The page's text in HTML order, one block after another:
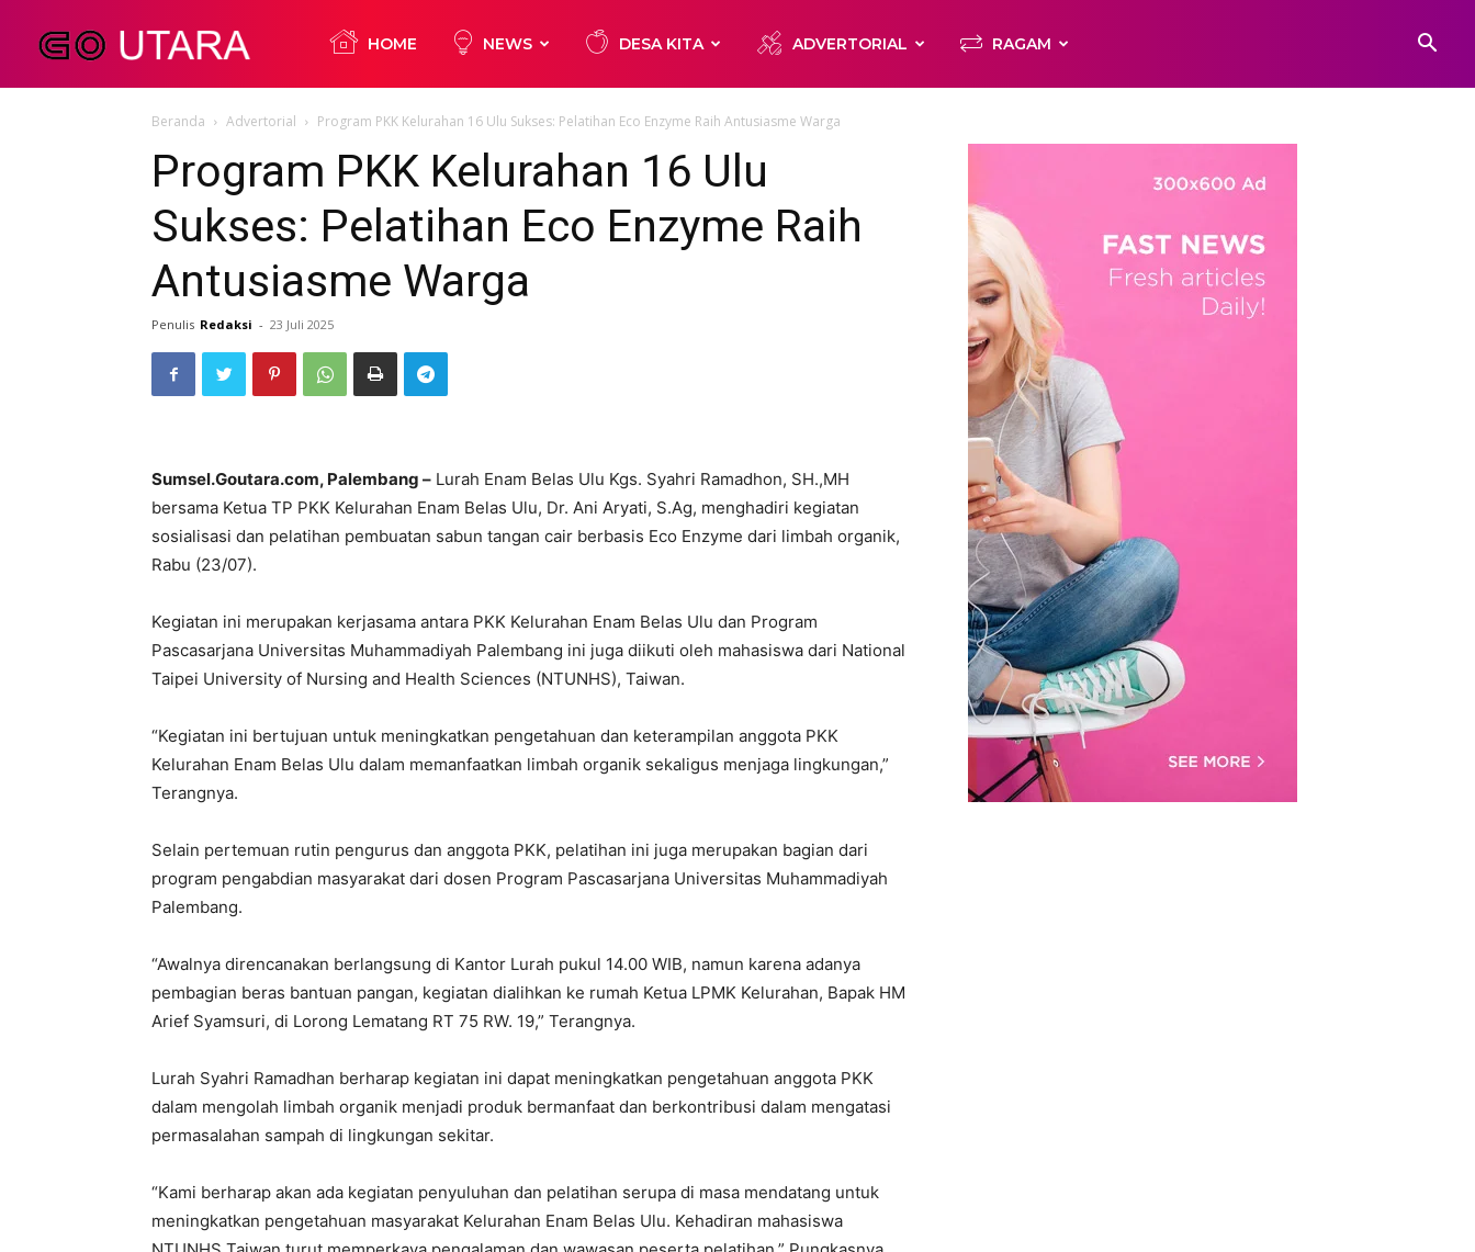
Utara
HOME NEWS DESA KITA ADVERTORIAL RAGAM
Beranda Advertorial Program PKK Kelurahan 16 Ulu Sukses: Pelatihan Eco Enzyme Raih Antusiasme Warga
Program PKK Kelurahan 16 Ulu
Sukses: Pelatihan Eco Enzyme Raih
Antusiasme Warga
Penulis Redaksi - 23 Juli 2025
Sumsel.Goutara.com, Palembang – Lurah Enam Belas Ulu Kgs. Syahri Ramadhon, SH.,MH
bersama Ketua TP PKK Kelurahan Enam Belas Ulu, Dr. Ani Aryati, S.Ag, menghadiri kegiatan
sosialisasi dan pelatihan pembuatan sabun tangan cair berbasis Eco Enzyme dari limbah organik,
Rabu (23/07).
Kegiatan ini merupakan kerjasama antara PKK Kelurahan Enam Belas Ulu dan Program
Pascasarjana Universitas Muhammadiyah Palembang ini juga diikuti oleh mahasiswa dari National
Taipei University of Nursing and Health Sciences (NTUNHS), Taiwan.
“Kegiatan ini bertujuan untuk meningkatkan pengetahuan dan keterampilan anggota PKK
Kelurahan Enam Belas Ulu dalam memanfaatkan limbah organik sekaligus menjaga lingkungan,”
Terangnya.
Selain pertemuan rutin pengurus dan anggota PKK, pelatihan ini juga merupakan bagian dari
program pengabdian masyarakat dari dosen Program Pascasarjana Universitas Muhammadiyah
Palembang.
“Awalnya direncanakan berlangsung di Kantor Lurah pukul 14.00 WIB, namun karena adanya
pembagian beras bantuan pangan, kegiatan dialihkan ke rumah Ketua LPMK Kelurahan, Bapak HM
Arief Syamsuri, di Lorong Lematang RT 75 RW. 19,” Terangnya.
Lurah Syahri Ramadhan berharap kegiatan ini dapat meningkatkan pengetahuan anggota PKK
dalam mengolah limbah organik menjadi produk bermanfaat dan berkontribusi dalam mengatasi
permasalahan sampah di lingkungan sekitar.
“Kami berharap akan ada kegiatan penyuluhan dan pelatihan serupa di masa mendatang untuk
meningkatkan pengetahuan masyarakat Kelurahan Enam Belas Ulu. Kehadiran mahasiswa